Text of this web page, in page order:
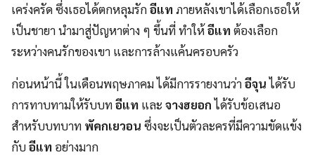
เคร่งครัด ซึ่งเธอได้ตกหลุมรักอีแทภายหลังเขาได้เลือกเธอให้
เป็นชายา นำมาสู่ปัญหาต่าง ๆ ขึ้นที่ ทำให้อีแทต้องเลือก
ระหว่างคนรักของเขา และการล้างแค้นครอบครัว
ก่อนหน้านี้ ในเดือนพฤษภาคม ได้มีการรายงานว่าอีจุนได้รับ
การทาบทามให้รับบทอีแท และ จางฮยอกได้รับข้อเสนอ
สำหรับบทบาท พัคกเยวอน ซึ่งจะเป็นตัวละครที่มีความขัดแข้ง
กับอีแท อย่างมาก